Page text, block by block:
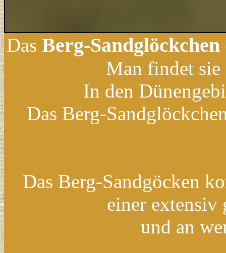
Das Berg-Sandglöckchen
Man findet sie
In den
Das Berg-
Das Berg-Sandgöcken
einer extensiv
und an